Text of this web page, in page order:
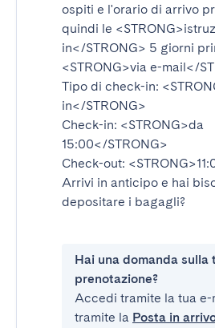
ospiti e l'orario di arrivo
quindi le
in</STRONG> 5 giorni
<STRONG>via e-mail</
Tipo di check-in:
in</STRONG>
Check-in: <STRONG>da
15:00</STRONG>
Check-out:
Arrivi in anticipo e hai
depositare i bagagli?
Hai una domanda sulla
prenotazione?
Accedi tramite la tua
tramite la Posta in